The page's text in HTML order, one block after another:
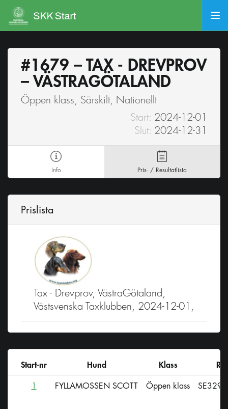
#1679 – TAX - DREVPROV
– VÄSTRAGÖTALAND
Öppen klass, Särskilt, Nationellt
Start: 2024-12-01
Slut: 2024-12-31
Info Pris- / Resultatlista
Prislista
Tax - Drevprov, VästraGötaland,
Västsvenska Taxklubben, 2024-12-01,
Start-nr Hund Klass
1
FYLLAMOSSEN SCOTT Öppen klass